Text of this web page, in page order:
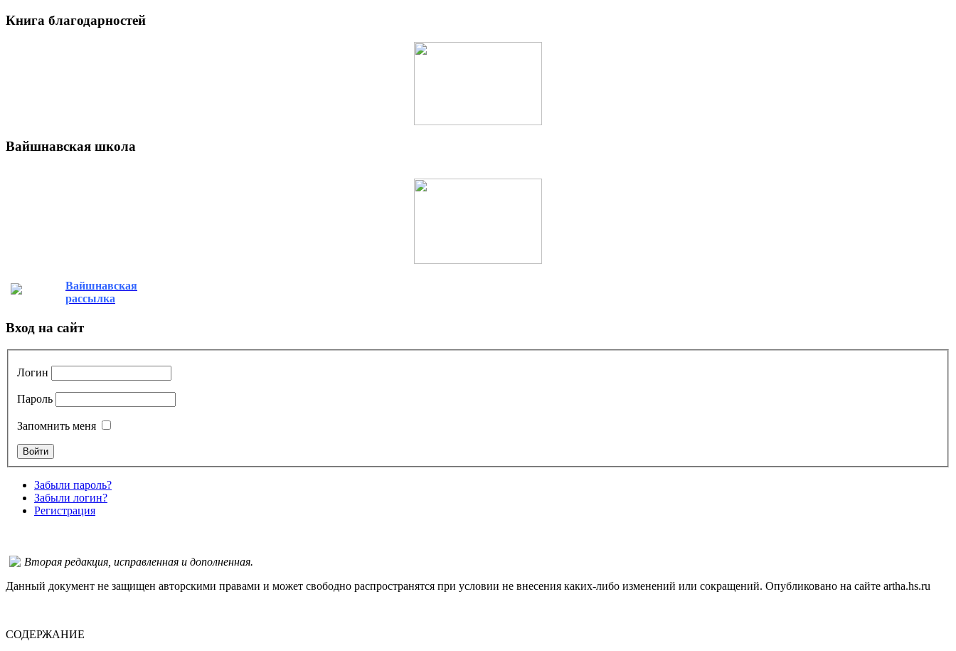
Книга благодарностей
Вайшнавская школа
Вайшнавская
рассылка
Вход на сайт
Логин
Пароль
Запомнить меня
Забыли пароль?
Забыли логин?
Регистрация
Вторая редакция, исправленная и дополненная.
Данный документ не защищен авторскими правами и может свободно распространятся при условии не внесения каких-либо изменений или сокращений. Опубликовано на сайте artha.hs.ru
СОДЕРЖАНИЕ